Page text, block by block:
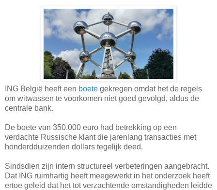
ING België heeft een boete gekregen omdat het de regels
om witwassen te voorkomen niet goed gevolgd, aldus de
centrale bank.
De boete van 350.000 euro had betrekking op een
verdachte Russische klant die jarenlang transacties met
honderdduizenden dollars tegelijk deed.
Sindsdien zijn intern structureel verbeteringen aangebracht.
Dat ING ruimhartig heeft meegewerkt in het onderzoek heeft
ertoe geleid dat het tot verzachtende omstandigheden leidde